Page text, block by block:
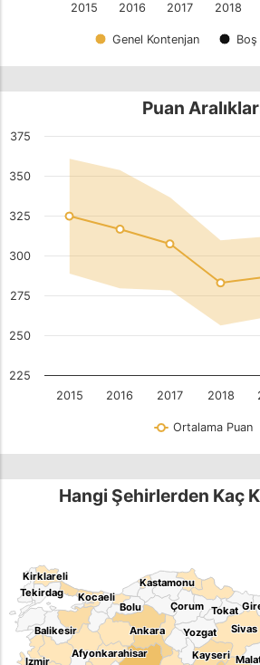
Genel Kontenjan Boş
2015 2016 2017 2018
Puan
Ortalama Puan
2015 2016 2017 2018
225
250
275
300
325
350
375
Hangi Şehirlerden Kaç
Ankara
Ankara
Kayseri
Kayseri
Kocaeli
Kocaeli
Afyonkarahisar
Afyonkarahisar
Izmir
Izmir
Kirklareli
Kirklareli
Sivas
Sivas
Balikesir
Balikesir
Tokat
Tokat
Çorum
Çorum
Yozgat
Yozgat
Bolu
Bolu
Tekirdag
Tekirdag
Kastamonu
Kastamonu